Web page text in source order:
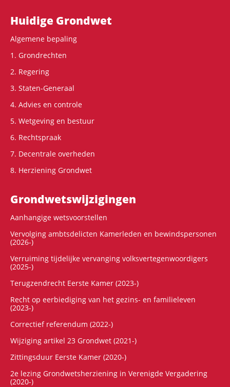
Hoofdnavigatie
Huidige Grondwet
Algemene bepaling
1. Grondrechten
2. Regering
3. Staten-Generaal
4. Advies en controle
5. Wetgeving en bestuur
6. Rechtspraak
7. Decentrale overheden
8. Herziening Grondwet
Grondwets­wijzigingen
Aanhangige wetsvoorstellen
Vervolging ambtsdelicten Kamerleden en bewindspersonen
(2026-)
Verruiming tijdelijke vervanging volksvertegenwoordigers
(2025-)
Terugzendrecht Eerste Kamer (2023-)
Recht op eerbiediging van het gezins- en familieleven
(2023-)
Correctief referendum (2022-)
Wijziging artikel 23 Grondwet (2021-)
Zittingsduur Eerste Kamer (2020-)
2e lezing Grondwetsherziening in Verenigde Vergadering
(2020-)